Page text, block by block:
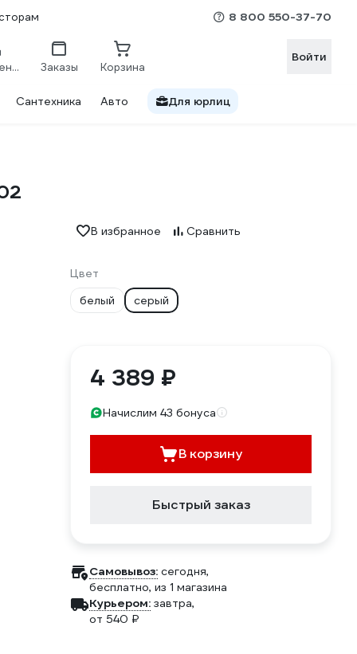
8 800 550-37-70
Сравнение Заказы Корзина
Войти
Сантехника Авто Для юрлиц
В избранное Сравнить
Цвет
белый
серый
4 389 ₽
Начислим 43 бонуса
В корзину
Быстрый заказ
Самовывоз: сегодня,
бесплатно, из 1 магазина
Курьером: завтра,
от 540 ₽